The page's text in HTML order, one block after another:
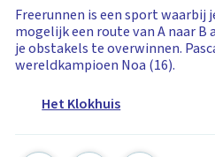
Freerunnen is een sport waarbij
mogelijk een route van A naar
je obstakels te overwinnen.
wereldkampioen Noa (16).
Het Klokhuis